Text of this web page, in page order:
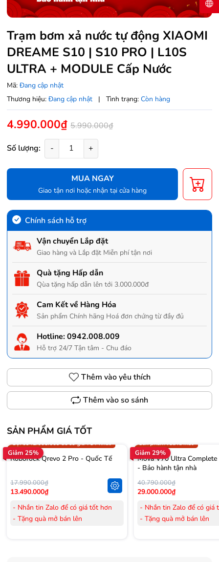
Trạm bơm xả nước tự động XIAOMI
DREAME S10 | S10 PRO | L10S
ULTRA + MODULE Cấp Nước
Mã: Đang cập nhật
Thương hiệu: Đang cập nhật | Tình trạng: Còn hàng
4.990.000₫ 5.990.000₫
Số lượng: - +
MUA NGAY
Giao tận nơi hoặc nhận tại cửa hàng
Chính sách hỗ trợ
Vận chuyển Lắp đặt
Giao hàng và Lắp đặt Miễn phí tận nơi
Quà tặng Hấp dẫn
Qùa tặng hấp dẫn lên tới 3.000.000đ
Cam Kết về Hàng Hóa
Sản phẩm Chính hãng Hoá đơn chứng từ đầy đủ
Hotline:0942.008.009
Hỗ trợ 24/7 Tận tâm - Chu đáo
Thêm vào yêu thích
Thêm vào so sánh
SẢN PHẨM GIÁ TỐT
Giảm 25%
Trợ giá 300.000đ
Gọi 0942.008.009 để có giá TỐT nhất
Roborock Qrevo 2 Pro - Quốc Tế
17.990.000₫
13.490.000₫
- Nhắn tin Zalo để có giá tốt hơn
- Tặng quà mở bán lên
Giảm 29%
Sản phẩm vừa ra mắt
Mova V70 Ultra
- Bảo hành tận nhà
40.790.000₫
29.000.000₫
- Nhắn tin Zalo để có giá
- Tặng quà mở bán lên